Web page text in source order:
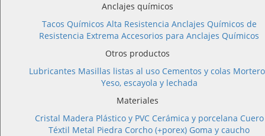
Anclajes químicos
Tacos Químicos Alta Resistencia Anclajes Químicos de
Resistencia Extrema Accesorios para Anclajes Químicos
Otros productos
Lubricantes Masillas listas al uso Cementos y colas
Yeso, escayola y lechada
Materiales
Cristal Madera Plástico y PVC Cerámica y porcelana Cuero
Téxtil Metal Piedra Corcho (+porex) Goma y caucho